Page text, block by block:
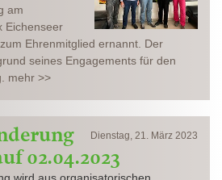
am
Eichenseer
Ehrenmitglied ernannt. Der
seines Engagements für den
mehr >>
Dienstag, 21. März 2023
02.04.2023
wird aus organisatorischen